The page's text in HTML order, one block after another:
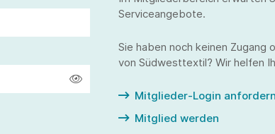
Serviceangebote.
Sie haben noch keinen Zugang
von Südwesttextil? Wir helfen
Mitglieder-Login anfordern
Mitglied werden